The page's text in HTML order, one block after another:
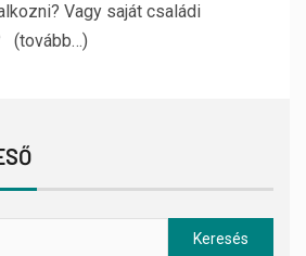
Vagy saját családi
(tovább…)